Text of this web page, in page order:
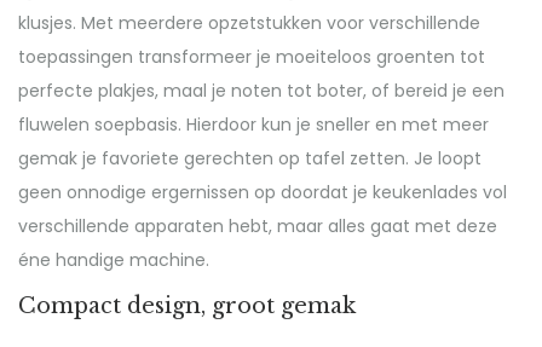
klusjes. Met meerdere opzetstukken voor verschillende
toepassingen transformeer je moeiteloos groenten tot
perfecte plakjes, maal je noten tot boter, of bereid je een
fluwelen soepbasis. Hierdoor kun je sneller en met meer
gemak je favoriete gerechten op tafel zetten. Je loopt
geen onnodige ergernissen op doordat je keukenlades vol
verschillende apparaten hebt, maar alles gaat met deze
éne handige machine.
Compact design, groot gemak